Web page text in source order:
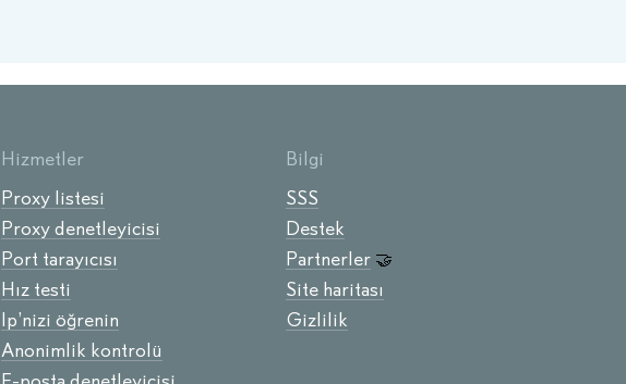
Hizmetler
Proxy listesi
Proxy denetleyicisi
Port tarayıcısı
Hız testi
Ip’nizi öğrenin
Anonimlik kontrolü
Bilgi
SSS
Destek
Partnerler 🤝
Site haritası
Gizlilik